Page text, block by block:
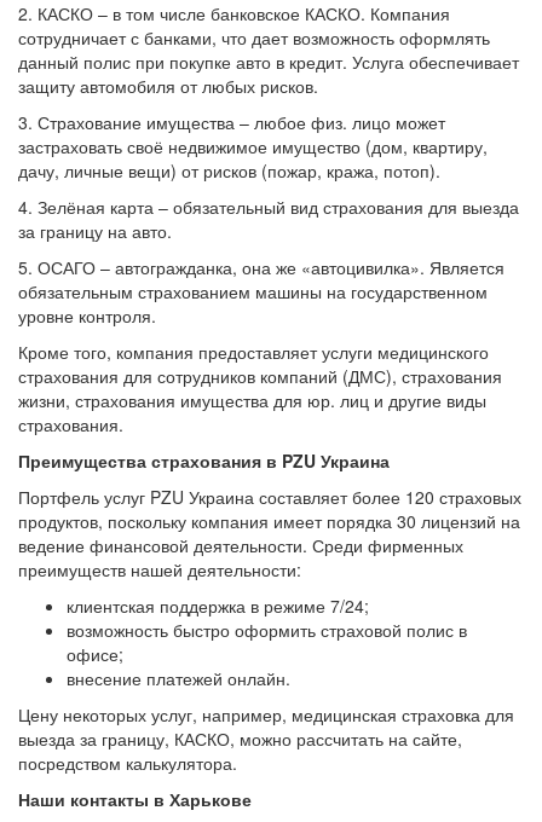
2. КАСКО – в том числе банковское КАСКО. Компания
сотрудничает с банками, что дает возможность оформлять
данный полис при покупке авто в кредит. Услуга обеспечивает
защиту автомобиля от любых рисков.
3. Страхование имущества – любое физ. лицо может
застраховать своё недвижимое имущество (дом, квартиру,
дачу, личные вещи) от рисков (пожар, кража, потоп).
4. Зелёная карта – обязательный вид страхования для выезда
за границу на авто.
5. ОСАГО – автогражданка, она же «автоцивилка». Является
обязательным страхованием машины на государственном
уровне контроля.
Кроме того, компания предоставляет услуги медицинского
страхования для сотрудников компаний (ДМС), страхования
жизни, страхования имущества для юр. лиц и другие виды
страхования.
Преимущества страхования в PZU Украина
Портфель услуг PZU Украина составляет более 120 страховых
продуктов, поскольку компания имеет порядка 30 лицензий на
ведение финансовой деятельности. Среди фирменных
преимуществ нашей деятельности:
клиентская поддержка в режиме 7/24;
возможность быстро оформить страховой полис в
офисе;
внесение платежей онлайн.
Цену некоторых услуг, например, медицинская страховка для
выезда за границу, КАСКО, можно рассчитать на сайте,
посредством калькулятора.
Наши контакты в Харькове